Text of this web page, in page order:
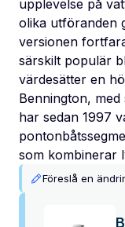
upplevelse på
olika utföranden
versionen
särskilt populär
värdesätter en
Bennington,
har sedan 1997
som kombinerar
Föreslå en